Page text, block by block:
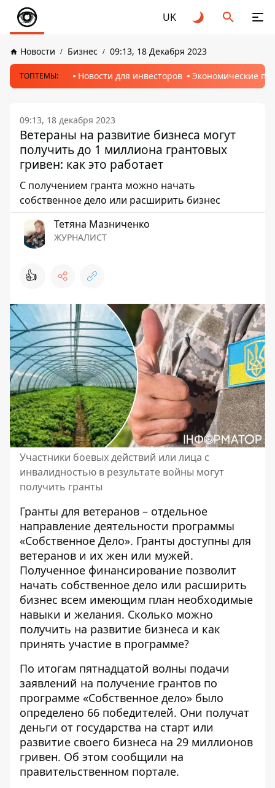
UK
Новости Бизнес 09:13, 18 Декабря 2023
ТОПТЕМЫ: Новости для инвесторов Экономические
09:13, 18 декабря 2023
Ветераны на развитие бизнеса могут
получить до 1 миллиона грантовых
гривен: как это работает
С получением гранта можно начать
собственное дело или расширить бизнес
Тетяна Мазниченко
ЖУРНАЛИСТ
👍
Участники боевых действий или лица с
инвалидностью в результате войны могут
получить гранты
Гранты для ветеранов – отдельное
направление деятельности программы
«Собственное Дело». Гранты доступны для
ветеранов и их жен или мужей.
Полученное финансирование позволит
начать собственное дело или расширить
бизнес всем имеющим план необходимые
навыки и желания. Сколько можно
получить на развитие бизнеса и как
принять участие в программе?
По итогам пятнадцатой волны подачи
заявлений на получение грантов по
программе «Собственное дело» было
определено 66 победителей. Они получат
деньги от государства на старт или
развитие своего бизнеса на 29 миллионов
гривен. Об этом сообщили на
правительственном портале.